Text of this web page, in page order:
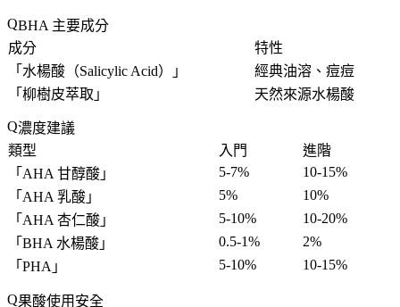
BHA 主要成分
成分
特性
「 水楊酸（Salicylic Acid） 」
經典油溶、痘痘
「 柳樹皮萃取 」 天然來源水楊酸
濃度建議
類型
入門
進階
「 AHA 甘醇酸 」 5-7%
10-15%
「 AHA 乳酸 」 5%
10%
「 AHA 杏仁酸 」 5-10%
10-20%
「 BHA 水楊酸 」 0.5-1%
2%
「 PHA 」 5-10% 10-15%
果酸使用安全